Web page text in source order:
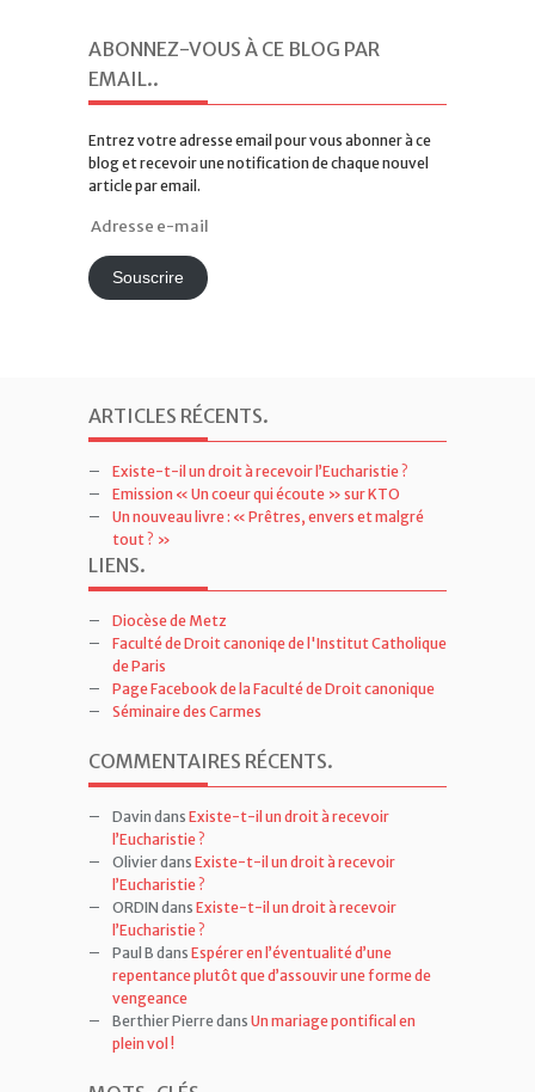
ABONNEZ-VOUS À CE BLOG PAR
EMAIL..
Entrez votre adresse email pour vous abonner à ce
blog et recevoir une notification de chaque nouvel
article par email.
Adresse
mailSouscrire
ARTICLES RÉCENTS.
Existe-t-il un droit à recevoir l’Eucharistie ?
Emission « Un coeur qui écoute » sur KTO
Un nouveau livre : « Prêtres, envers et malgré
tout ? »
LIENS.
Diocèse de Metz
Faculté de Droit canoniqe de l'Institut Catholique
de Paris
Page Facebook de la Faculté de Droit canonique
Séminaire des Carmes
COMMENTAIRES RÉCENTS.
Davin dans Existe-t-il un droit à recevoir
l’Eucharistie ?
Olivierdans Existe-t-il un droit à recevoir
l’Eucharistie ?
ORDIN dans Existe-t-il un droit à recevoir
l’Eucharistie ?
Paul B dans Espérer en l’éventualité d’une
repentance plutôt que d’assouvir une forme de
vengeance
Berthier Pierredans Un mariage pontifical en
plein vol !